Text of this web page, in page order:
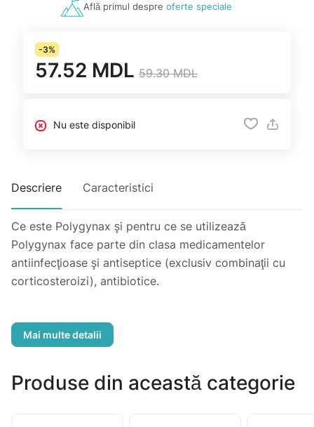
Află primul despre oferte speciale
-3%
57.52 MDL 59.30 MDL
Nu este disponibil
Descriere Caracteristici
Ce este Polygynax şi pentru ce se utilizează
Polygynax face parte din clasa medicamentelor
antiinfecţioase şi antiseptice (exclusiv combinaţii cu
corticosteroizi), antibiotice.
infecţiilor vaginale.
- înainte de intervenţii chirurgicale în zona micului
bazin;
Produse din această categorie